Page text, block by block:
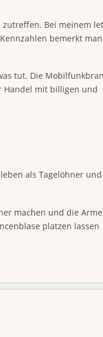
Bei meinem
bemerkt man
tut. Die
Handel mit billigen und
als Tagelöhner und
machen und die
platzen lassen